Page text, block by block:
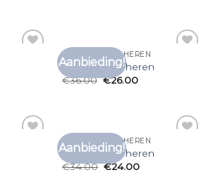
Aanbieding!
T SHIRT KOPEN HEREN
t shirt kopen heren
€36.00 €26.00
Aanbieding!
T SHIRT KOPEN HEREN
t shirt kopen heren
€34.00 €24.00